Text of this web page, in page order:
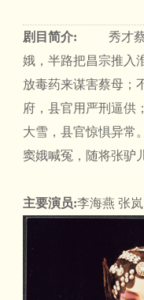
剧目简介:
秀才
娥，半路把昌宗推入
放毒药来谋害蔡母；
府，县官用严刑逼供
大雪，县官惊惧异常
窦娥喊冤，随将张驴
主要演员:李海燕 张